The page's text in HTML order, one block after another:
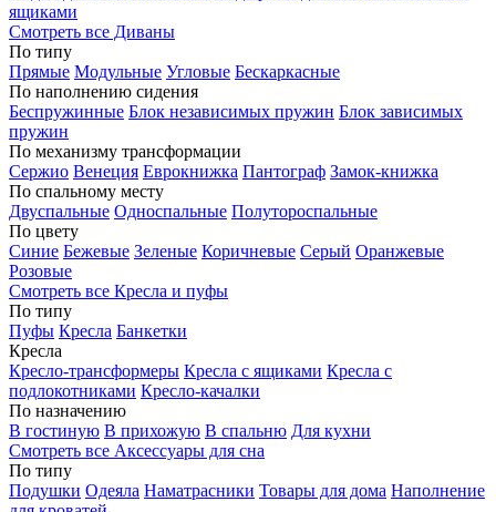
ящиками
Смотреть все Диваны
По типу
Прямые Модульные Угловые Бескаркасные
По наполнению сидения
Беспружинные Блок независимых пружин Блок зависимых
пружин
По механизму трансформации
Сержио Венеция Еврокнижка Пантограф Замок-книжка
По спальному месту
Двуспальные Односпальные Полутороспальные
По цвету
Синие Бежевые Зеленые Коричневые Серый Оранжевые
Розовые
Смотреть все Кресла и пуфы
По типу
Пуфы Кресла Банкетки
Кресла
Кресло-трансформеры Кресла с ящиками Кресла с
подлокотниками Кресло-качалки
По назначению
В гостиную В прихожую В спальню Для кухни
Смотреть все Аксессуары для сна
По типу
Подушки Одеяла Наматрасники Товары для дома Наполнение